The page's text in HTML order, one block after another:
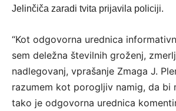
Jelinčiča zaradi tvita prijavila policiji.
“Kot odgovorna urednica
sem deležna številnih groženj,
nadlegovanj, vprašanje Zmaga J.
razumem kot porogljiv namig, da bi
tako je odgovorna urednica